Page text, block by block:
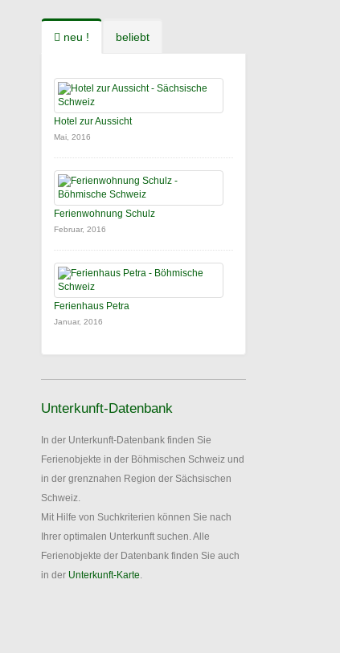
neu ! beliebt
Hotel zur Aussicht
Mai, 2016
Ferienwohnung Schulz
Februar, 2016
Ferienhaus Petra
Januar, 2016
Unterkunft-Datenbank
In der Unterkunft-Datenbank finden Sie
Ferienobjekte in der Böhmischen Schweiz und
in der grenznahen Region der Sächsischen
Schweiz.
Mit Hilfe von Suchkriterien können Sie nach
Ihrer optimalen Unterkunft suchen. Alle
Ferienobjekte der Datenbank finden Sie auch
in der Unterkunft-Karte.